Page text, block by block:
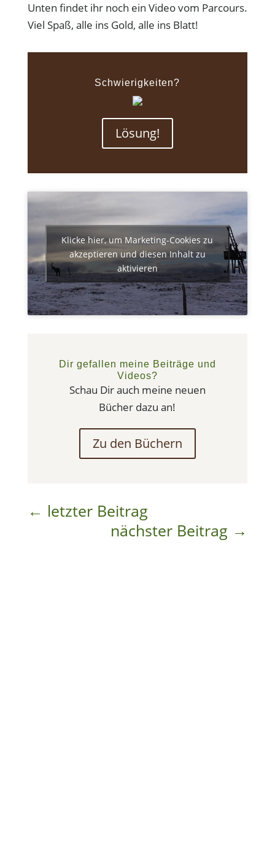
Unten findet ihr noch ein Video vom Parcours.
Viel Spaß, alle ins Gold, alle ins Blatt!
Schwierigkeiten?
Lösung!
Klicke hier, um Marketing-Cookies zu
akzeptieren und diesen Inhalt zu
aktivieren
Dir gefallen meine Beiträge und
Videos?
Schau Dir auch meine neuen
Bücher dazu an!
Zu den Büchern
← letzter Beitrag
nächster Beitrag →